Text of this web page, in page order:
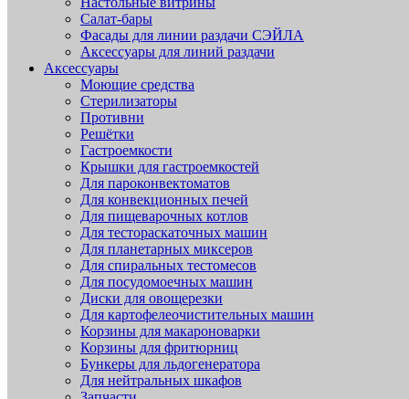
Салат-бары
Фасады для линии раздачи СЭЙЛА
Аксессуары для линий раздачи
Аксессуары
Моющие средства
Стерилизаторы
Противни
Решётки
Гастроемкости
Крышки для гастроемкостей
Для пароконвектоматов
Для конвекционных печей
Для пищеварочных котлов
Для тестораскаточных машин
Для планетарных миксеров
Для спиральных тестомесов
Для посудомоечных машин
Диски для овощерезки
Для картофелеочистительных машин
Корзины для макароноварки
Корзины для фритюрниц
Бункеры для льдогенератора
Для нейтральных шкафов